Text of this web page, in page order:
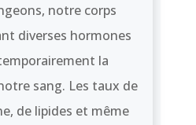
notre corps
diverses hormones
la
sang. Les taux de
de lipides et même